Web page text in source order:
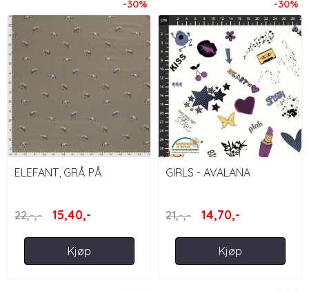
-30%
ELEFANT, GRÅ PÅ
22,-,-
15,40,-
Kjøp
-30%
GIRLS - AVALANA
21,-,- 14,70,-
Kjøp